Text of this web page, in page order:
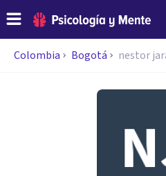
Colombia Bogotá nestor